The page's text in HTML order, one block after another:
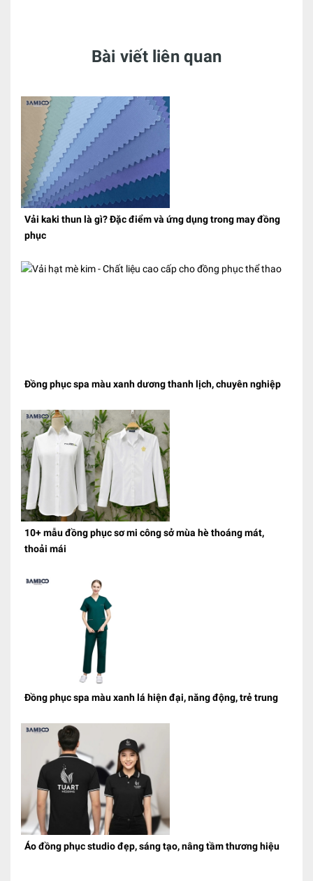
Bài viết liên quan
Vải kaki thun là gì? Đặc điểm và ứng dụng trong may đồng
phục
Đồng phục spa màu xanh dương thanh lịch, chuyên nghiệp
10+ mẫu đồng phục sơ mi công sở mùa hè thoáng mát,
thoải mái
Đồng phục spa màu xanh lá hiện đại, năng động, trẻ trung
Áo đồng phục studio đẹp, sáng tạo, nâng tầm thương hiệu